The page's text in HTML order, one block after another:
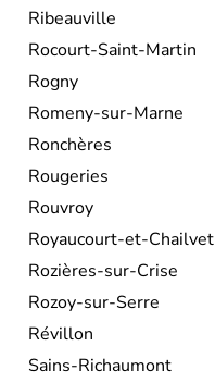
Ribeauville
Rocourt-Saint-Martin
Rogny
Romeny-sur-Marne
Ronchères
Rougeries
Rouvroy
Royaucourt-et-Chailvet
Rozières-sur-Crise
Rozoy-sur-Serre
Révillon
Sains-Richaumont